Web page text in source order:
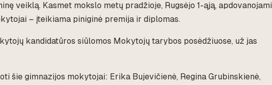
veiklą. Kasmet mokslo metų pradžioje, Rugsėjo 1-ąją, apdovanojami
– įteikiama piniginė premija ir diplomas.
kandidatūros siūlomos Mokytojų tarybos posėdžiuose, už jas
šie gimnazijos mokytojai: Erika Bujevičienė, Regina Grubinskienė,